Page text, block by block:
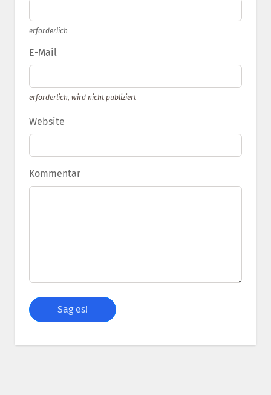
erforderlich
E-Mail
erforderlich, wird nicht publiziert
Website
Kommentar